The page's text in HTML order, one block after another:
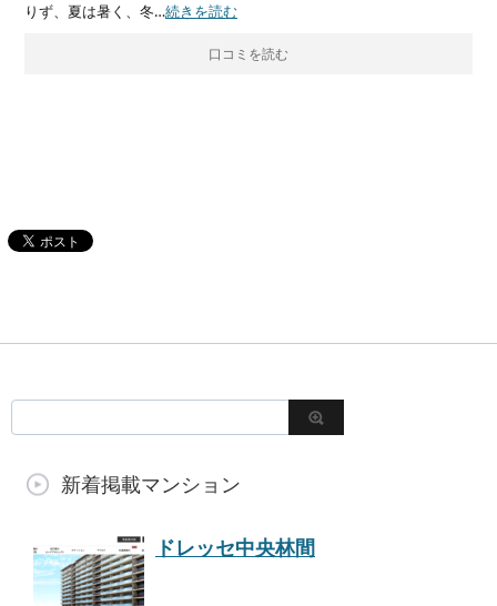
りず、夏は暑く、冬…続きを読む
口コミを読む
新着掲載マンション
ドレッセ中央林間